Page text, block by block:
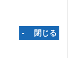
‐ 閉じる